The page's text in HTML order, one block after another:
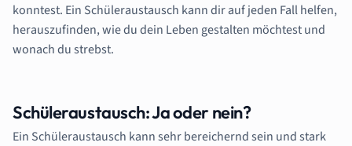
konntest. Ein Schüleraustausch kann dir auf jeden Fall helfen,
herauszufinden, wie du dein Leben gestalten möchtest und
wonach du strebst.
Schüleraustausch: Ja oder nein?
Ein Schüleraustausch kann sehr bereichernd sein und stark